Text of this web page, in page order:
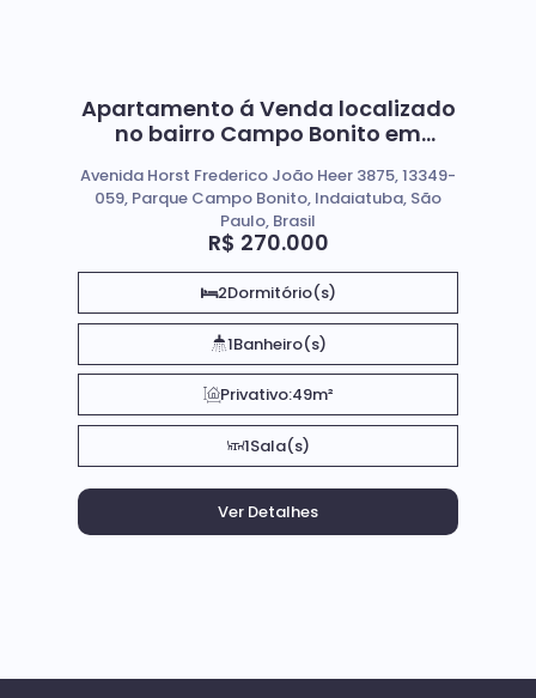
Apartamento á Venda localizado
no bairro Campo Bonito em
R$ 270.000
Avenida Horst Frederico João Heer 3875, 13349-
059, Parque Campo Bonito, Indaiatuba, São
Paulo, Brasil
2Dormitório(s)
1Banheiro(s)
Privativo:49m²
1Sala(s)